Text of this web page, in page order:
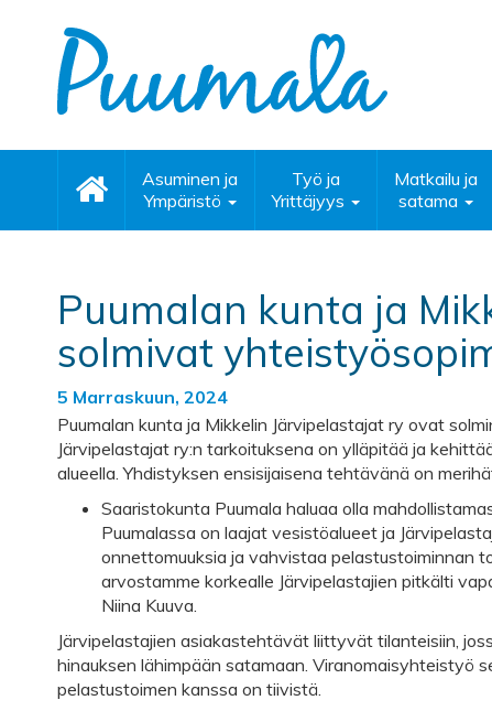
Asuminen ja
Ympäristö
Työ ja
Yrittäjyys
Matkailu ja
satama
Puumalan kunta ja
solmivat
5 Marraskuun, 2024
Puumalan kunta ja Mikkelin Järvipelastajat ry ovat
Järvipelastajat ry:n tarkoituksena on ylläpitää ja
alueella. Yhdistyksen ensisijaisena tehtävänä on
Saaristokunta Puumala haluaa olla
Puumalassa on laajat vesistöalueet ja
onnettomuuksia ja vahvistaa pelastustoiminnan
arvostamme korkealle Järvipelastajien pitkälti
Niina Kuuva.
Järvipelastajien asiakastehtävät liittyvät tilanteisiin,​
hinauksen lähimpään satamaan. Viranomaisyhteistyö
pelastustoimen kanssa on tiivistä.